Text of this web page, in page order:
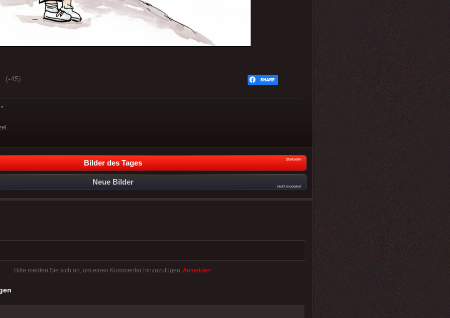
(-45)
Bilder des Tages Startseite
Neue Bilder
nicht moderiert
Bitte melden Sie sich an, um einen Kommentar hinzuzufügen. Anmelden